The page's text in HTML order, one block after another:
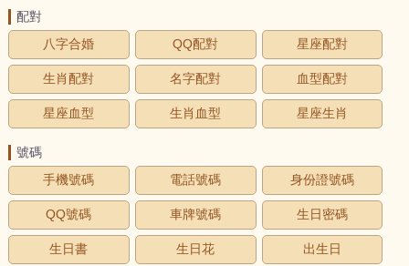
配對
八字合婚
QQ配對 星座配對
生肖配對 名字配對 血型配對
星座血型 生肖血型 星座生肖
號碼
手機號碼
電話號碼 身份證號碼
QQ號碼 車牌號碼 生日密碼
生日書 生日花 出生日